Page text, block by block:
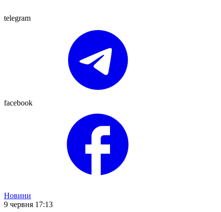
telegram
facebook
Новини
9 червня 17:13